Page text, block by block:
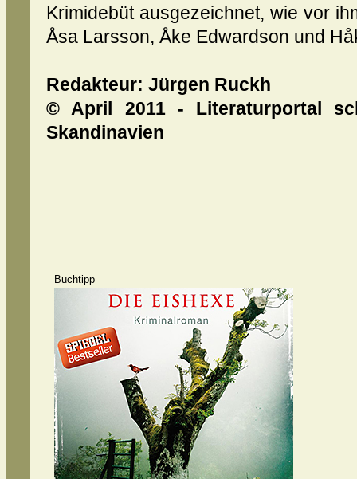
Krimidebüt ausgezeichnet, wie vor
Åsa Larsson, Åke Edwardson und
Redakteur: Jürgen Ruckh
© April 2011 - Literaturportal
Skandinavien
Buchtipp